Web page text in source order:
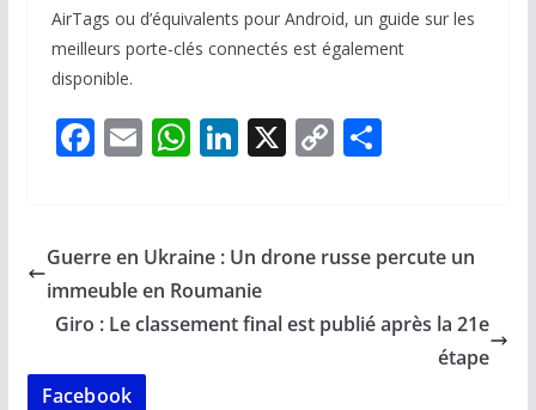
AirTags ou d’équivalents pour Android, un guide sur les
meilleurs porte-clés connectés est également
disponible.
F
b
o
o
k
E
l
W
s
A
p
Li
e
dI
n
X C
y
n
P
g
Guerre en Ukraine : Un drone russe percute un
immeuble en Roumanie
Giro : Le classement final est publié après la 21e
étape
Facebook